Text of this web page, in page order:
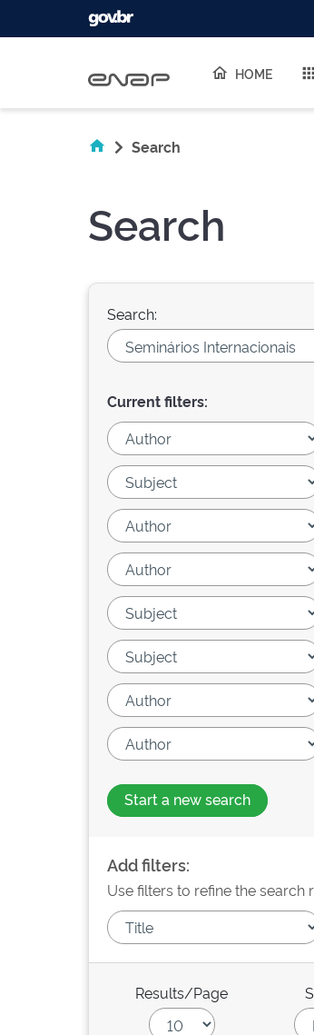
HOME
Search
Search
Search:
Current filters:
Start a new search
Add filters:
Use filters to refine the search
Results/Page